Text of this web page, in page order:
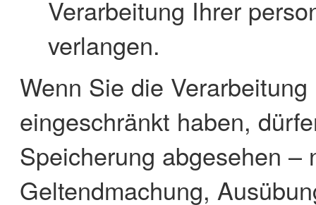
Verarbeitung Ihrer
verlangen.
Wenn Sie die
eingeschränkt haben,
Speicherung abgesehen
Geltendmachung,